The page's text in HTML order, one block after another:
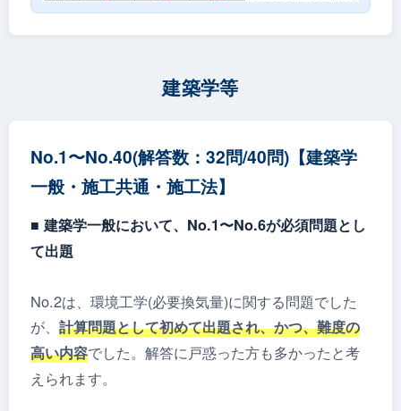
建築学等
No.1〜No.40(解答数：32問/40問)【建築学
⼀般・施⼯共通・施⼯法】
■ 建築学⼀般において、No.1〜No.6が必須問題とし
て出題
No.2は、環境工学(必要換気量)に関する問題でした
が、 計算問題として初めて出題され、かつ、難度の
高い内容でした。解答に戸惑った方も多かったと考
えられます。